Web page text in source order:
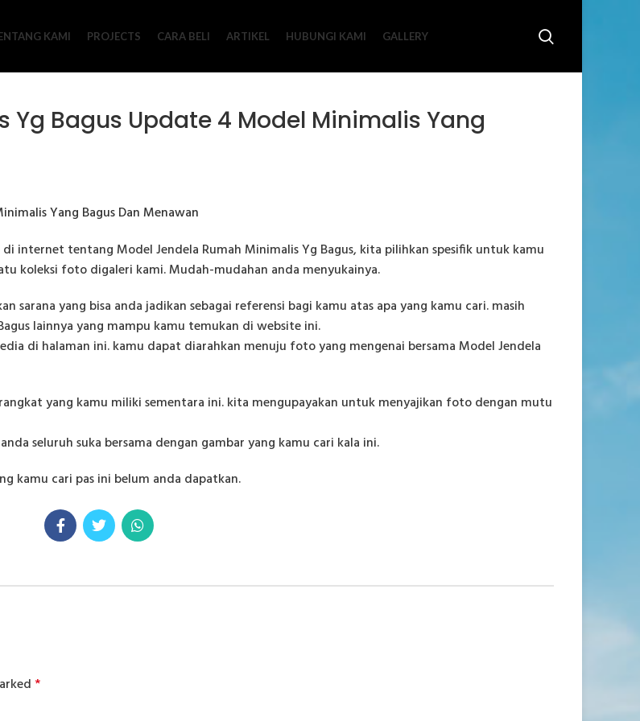
KAMI PROJECTS CARA BELI ARTIKEL HUBUNGI KAMI GALLERY
Bagus Update 4 Model Minimalis Yang
internet tentang Model Jendela Rumah Minimalis Yg Bagus, kita pilihkan spesifik untuk kamu
koleksi foto digaleri kami. Mudah-mudahan anda menyukainya.
sarana yang bisa anda jadikan sebagai referensi bagi kamu atas apa yang kamu cari. masih
lainnya yang mampu kamu temukan di website ini.
di halaman ini. kamu dapat diarahkan menuju foto yang mengenai bersama Model Jendela
yang kamu miliki sementara ini. kita mengupayakan untuk menyajikan foto dengan mutu
seluruh suka bersama dengan gambar yang kamu cari kala ini.
kamu cari pas ini belum anda dapatkan.
*